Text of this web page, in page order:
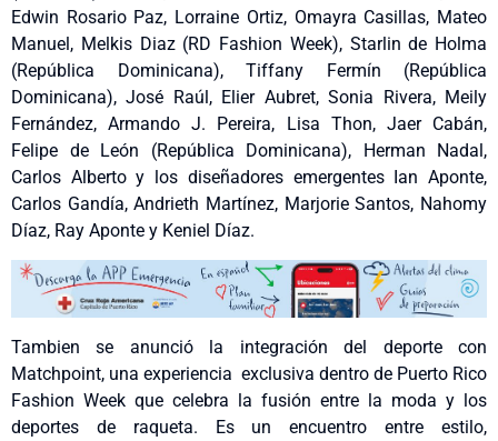
Edwin Rosario Paz, Lorraine Ortiz, Omayra Casillas, Mateo
Manuel, Melkis Diaz (RD Fashion Week), Starlin de Holma
(República Dominicana), Tiffany Fermín (República
Dominicana), José Raúl, Elier Aubret, Sonia Rivera, Meily
Fernández, Armando J. Pereira, Lisa Thon, Jaer Cabán,
Felipe de León (República Dominicana), Herman Nadal,
Carlos Alberto y los diseñadores emergentes Ian Aponte,
Carlos Gandía, Andrieth Martínez, Marjorie Santos, Nahomy
Díaz, Ray Aponte y Keniel Díaz.
Tambien se anunció la integración del deporte con
Matchpoint, una experiencia exclusiva dentro de Puerto Rico
Fashion Week que celebra la fusión entre la moda y los
deportes de raqueta. Es un encuentro entre estilo,